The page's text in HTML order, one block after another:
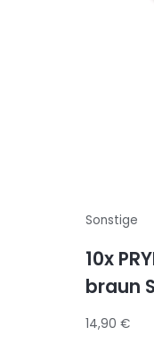
Sonstige
10x
braun
14,90€